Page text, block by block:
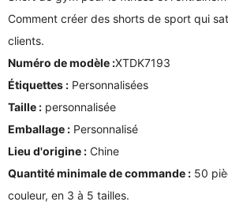
Comment créer des shorts de sport qui
clients.
Numéro de modèle :XTDK7193
Étiquettes : Personnalisées
Taille : personnalisée
Emballage : Personnalisé
Lieu d'origine : Chine
Quantité minimale de commande : 50
couleur, en 3 à 5 tailles.